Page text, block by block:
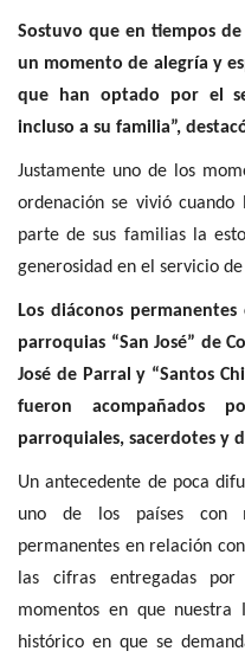
Sostuvo que en tiempos
un momento de alegría y
que han optado por el
incluso a su familia”,
Justamente uno de los
ordenación se vivió cuando
parte de sus familias la
generosidad en el servicio
Los diáconos
parroquias “San José” de
José de Parral y “Santos
fueron acompañados
parroquiales, sacerdotes y
Un antecedente de poca
uno de los países con
permanentes en relación
las cifras entregadas
momentos en que nuestra
histórico en que se